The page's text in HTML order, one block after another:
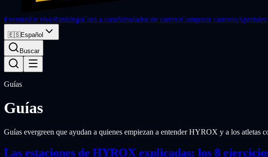
EventosEn vivoRankingsCara a caraSimulador de carreraComparar carrerasAprender
🇪🇸Español
Buscar
Guías
Guías
Guías evergreen que ayudan a quienes empiezan a entender HYROX y a los atletas
Las estaciones de HYROX explicadas: los 8